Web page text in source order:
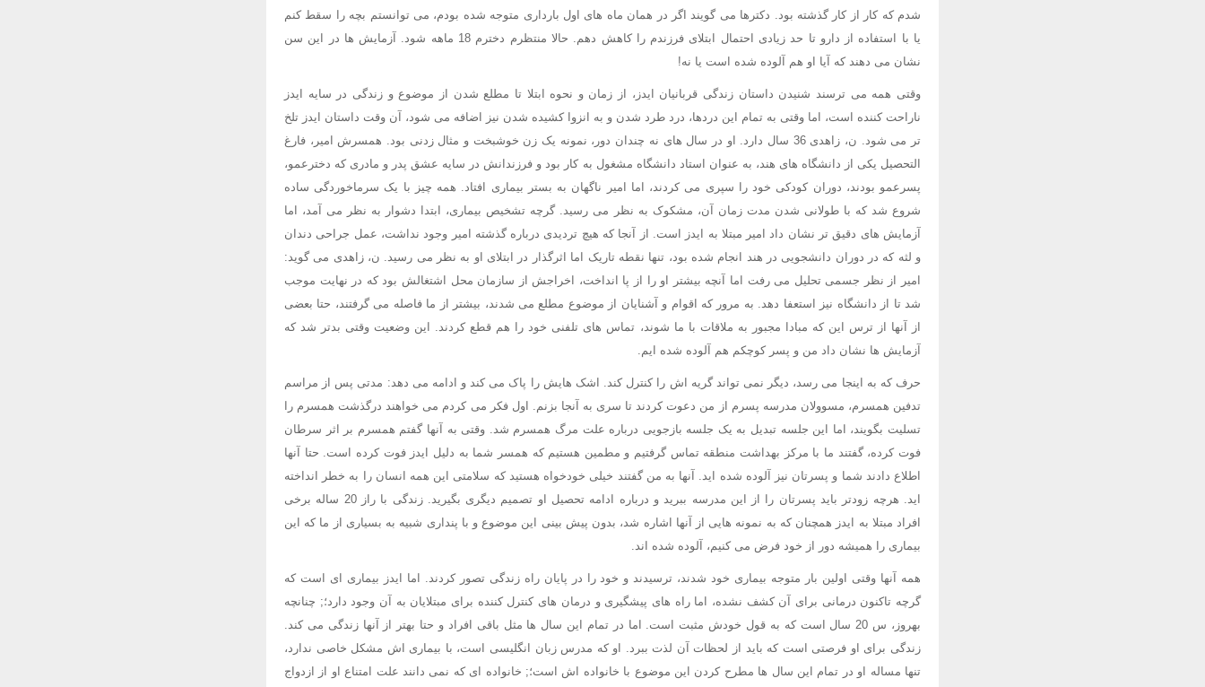
شدم که کار از کار گذشته بود. دکترها می گویند اگر در همان ماه های اول بارداری متوجه شده بودم، می توانستم بچه را سقط کنم
یا با استفاده از دارو تا حد زیادی احتمال ابتلای فرزندم را کاهش دهم. حالا منتظرم دخترم 18 ماهه شود. آزمایش ها در این سن
نشان می دهند که آیا او هم آلوده شده است یا نه!
وقتی همه می ترسند شنیدن داستان زندگی قربانیان ایدز، از زمان و نحوه ابتلا تا مطلع شدن از موضوع و زندگی در سایه ایدز
ناراحت کننده است، اما وقتی به تمام این دردها، درد طرد شدن و به انزوا کشیده شدن نیز اضافه می شود، آن وقت داستان ایدز تلخ
تر می شود. ن، زاهدی 36 سال دارد. او در سال های نه چندان دور، نمونه یک زن خوشبخت و مثال زدنی بود. همسرش امیر، فارغ
التحصیل یکی از دانشگاه های هند، به عنوان استاد دانشگاه مشغول به کار بود و فرزندانش در سایه عشق پدر و مادری که دخترعمو،
پسرعمو بودند، دوران کودکی خود را سپری می کردند، اما امیر ناگهان به بستر بیماری افتاد. همه چیز با یک سرماخوردگی ساده
شروع شد که با طولانی شدن مدت زمان آن، مشکوک به نظر می رسید. گرچه تشخیص بیماری، ابتدا دشوار به نظر می آمد، اما
آزمایش های دقیق تر نشان داد امیر مبتلا به ایدز است. از آنجا که هیچ تردیدی درباره گذشته امیر وجود نداشت، عمل جراحی دندان
و لثه که در دوران دانشجویی در هند انجام شده بود، تنها نقطه تاریک اما اثرگذار در ابتلای او به نظر می رسید. ن، زاهدی می گوید:
امیر از نظر جسمی تحلیل می رفت اما آنچه بیشتر او را از پا انداخت، اخراجش از سازمان محل اشتغالش بود که در نهایت موجب
شد تا از دانشگاه نیز استعفا دهد. به مرور که اقوام و آشنایان از موضوع مطلع می شدند، بیشتر از ما فاصله می گرفتند، حتا بعضی
از آنها از ترس این که مبادا مجبور به ملاقات با ما شوند، تماس های تلفنی خود را هم قطع کردند. این وضعیت وقتی بدتر شد که
آزمایش ها نشان داد من و پسر کوچکم هم آلوده شده ایم.
حرف که به اینجا می رسد، دیگر نمی تواند گریه اش را کنترل کند. اشک هایش را پاک می کند و ادامه می دهد: مدتی پس از مراسم
تدفین همسرم، مسوولان مدرسه پسرم از من دعوت کردند تا سری به آنجا بزنم. اول فکر می کردم می خواهند درگذشت همسرم را
تسلیت بگویند، اما این جلسه تبدیل به یک جلسه بازجویی درباره علت مرگ همسرم شد. وقتی به آنها گفتم همسرم بر اثر سرطان
فوت کرده، گفتند ما با مرکز بهداشت منطقه تماس گرفتیم و مطمین هستیم که همسر شما به دلیل ایدز فوت کرده است. حتا آنها
اطلاع دادند شما و پسرتان نیز آلوده شده اید. آنها به من گفتند خیلی خودخواه هستید که سلامتی این همه انسان را به خطر انداخته
اید. هرچه زودتر باید پسرتان را از این مدرسه ببرید و درباره ادامه تحصیل او تصمیم دیگری بگیرید. زندگی با راز 20 ساله برخی
افراد مبتلا به ایدز همچنان که به نمونه هایی از آنها اشاره شد، بدون پیش بینی این موضوع و با پنداری شبیه به بسیاری از ما که این
بیماری را همیشه دور از خود فرض می کنیم، آلوده شده اند.
همه آنها وقتی اولین بار متوجه بیماری خود شدند، ترسیدند و خود را در پایان راه زندگی تصور کردند. اما ایدز بیماری ای است که
گرچه تاکنون درمانی برای آن کشف نشده، اما راه های پیشگیری و درمان های کنترل کننده برای مبتلایان به آن وجود دارد؛; چنانچه
بهروز، س 20 سال است که به قول خودش مثبت است. اما در تمام این سال ها مثل باقی افراد و حتا بهتر از آنها زندگی می کند.
زندگی برای او فرصتی است که باید از لحظات آن لذت ببرد. او که مدرس زبان انگلیسی است، با بیماری اش مشکل خاصی ندارد،
تنها مساله او در تمام این سال ها مطرح کردن این موضوع با خانواده اش است؛; خانواده ای که نمی دانند علت امتناع او از ازدواج